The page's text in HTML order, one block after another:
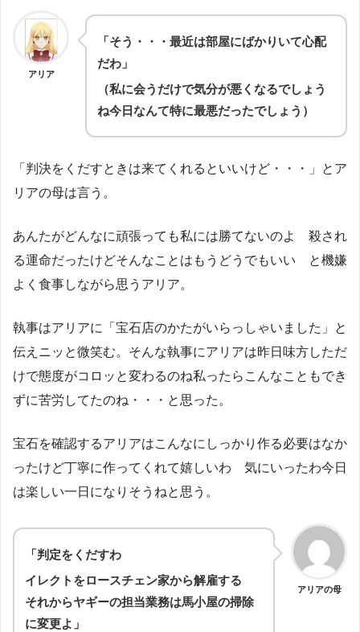
アリア
「そう・・・最近は部屋にばかりいて心配
だわ」
（私に会うだけで気分が悪くなるでしょう
ね今日なんて特に最悪だったでしょう）
「判決をくだすときは来てくれるといいけど・・・」とア
リアの母は言う。
あんたがどんなに頑張っても私には勝てないのよ 殺され
る運命だったけどそんなことはもうどうでもいい と機嫌
よく食事しながら思うアリア。
執事はアリアに「宝石店のかたがいらっしゃいました」と
伝えニッと微笑む。そんな執事にアリアは昨日味方しただ
けで態度がコロッと変わるのね私ったらこんなこともでき
ずに苦労してたのね・・・と思った。
宝石を確認するアリアはこんなにしっかり作る必要はなか
ったけど丁寧に作ってくれて嬉しいわ 気にいったわ今日
は楽しい一日になりそうねと思う。
アリアの母
「判定をくだすわ
イレクトをロースチェン家から解雇する
それからヤギーの担当業務は馬小屋の掃除
に変更よ」